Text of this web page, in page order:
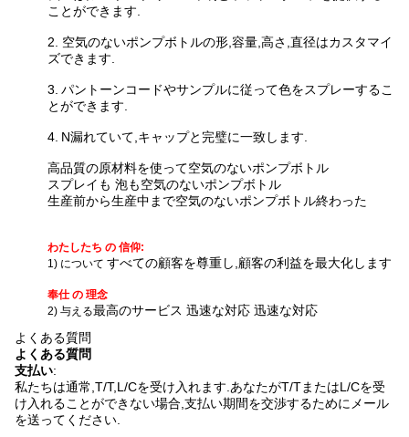
ことができます.
2. 空気のないポンプボトルの形,容量,高さ,直径はカスタマイ
ズできます.
3. パントーンコードやサンプルに従って色をスプレーするこ
とができます.
4. N漏れていて,キャップと完璧に一致します.
高品質の原材料を使って空気のないポンプボトル
スプレイも 泡も空気のないポンプボトル
生産前から生産中まで空気のないポンプボトル終わった
わたしたち の 信仰:
1) について すべての顧客を尊重し,顧客の利益を最大化します
奉仕 の 理念
2) 与える最高のサービス 迅速な対応 迅速な対応
よくある質問
よくある質問
支払い:
私たちは通常,T/T,L/Cを受け入れます.あなたがT/TまたはL/Cを受
け入れることができない場合,支払い期間を交渉するためにメール
を送ってください.